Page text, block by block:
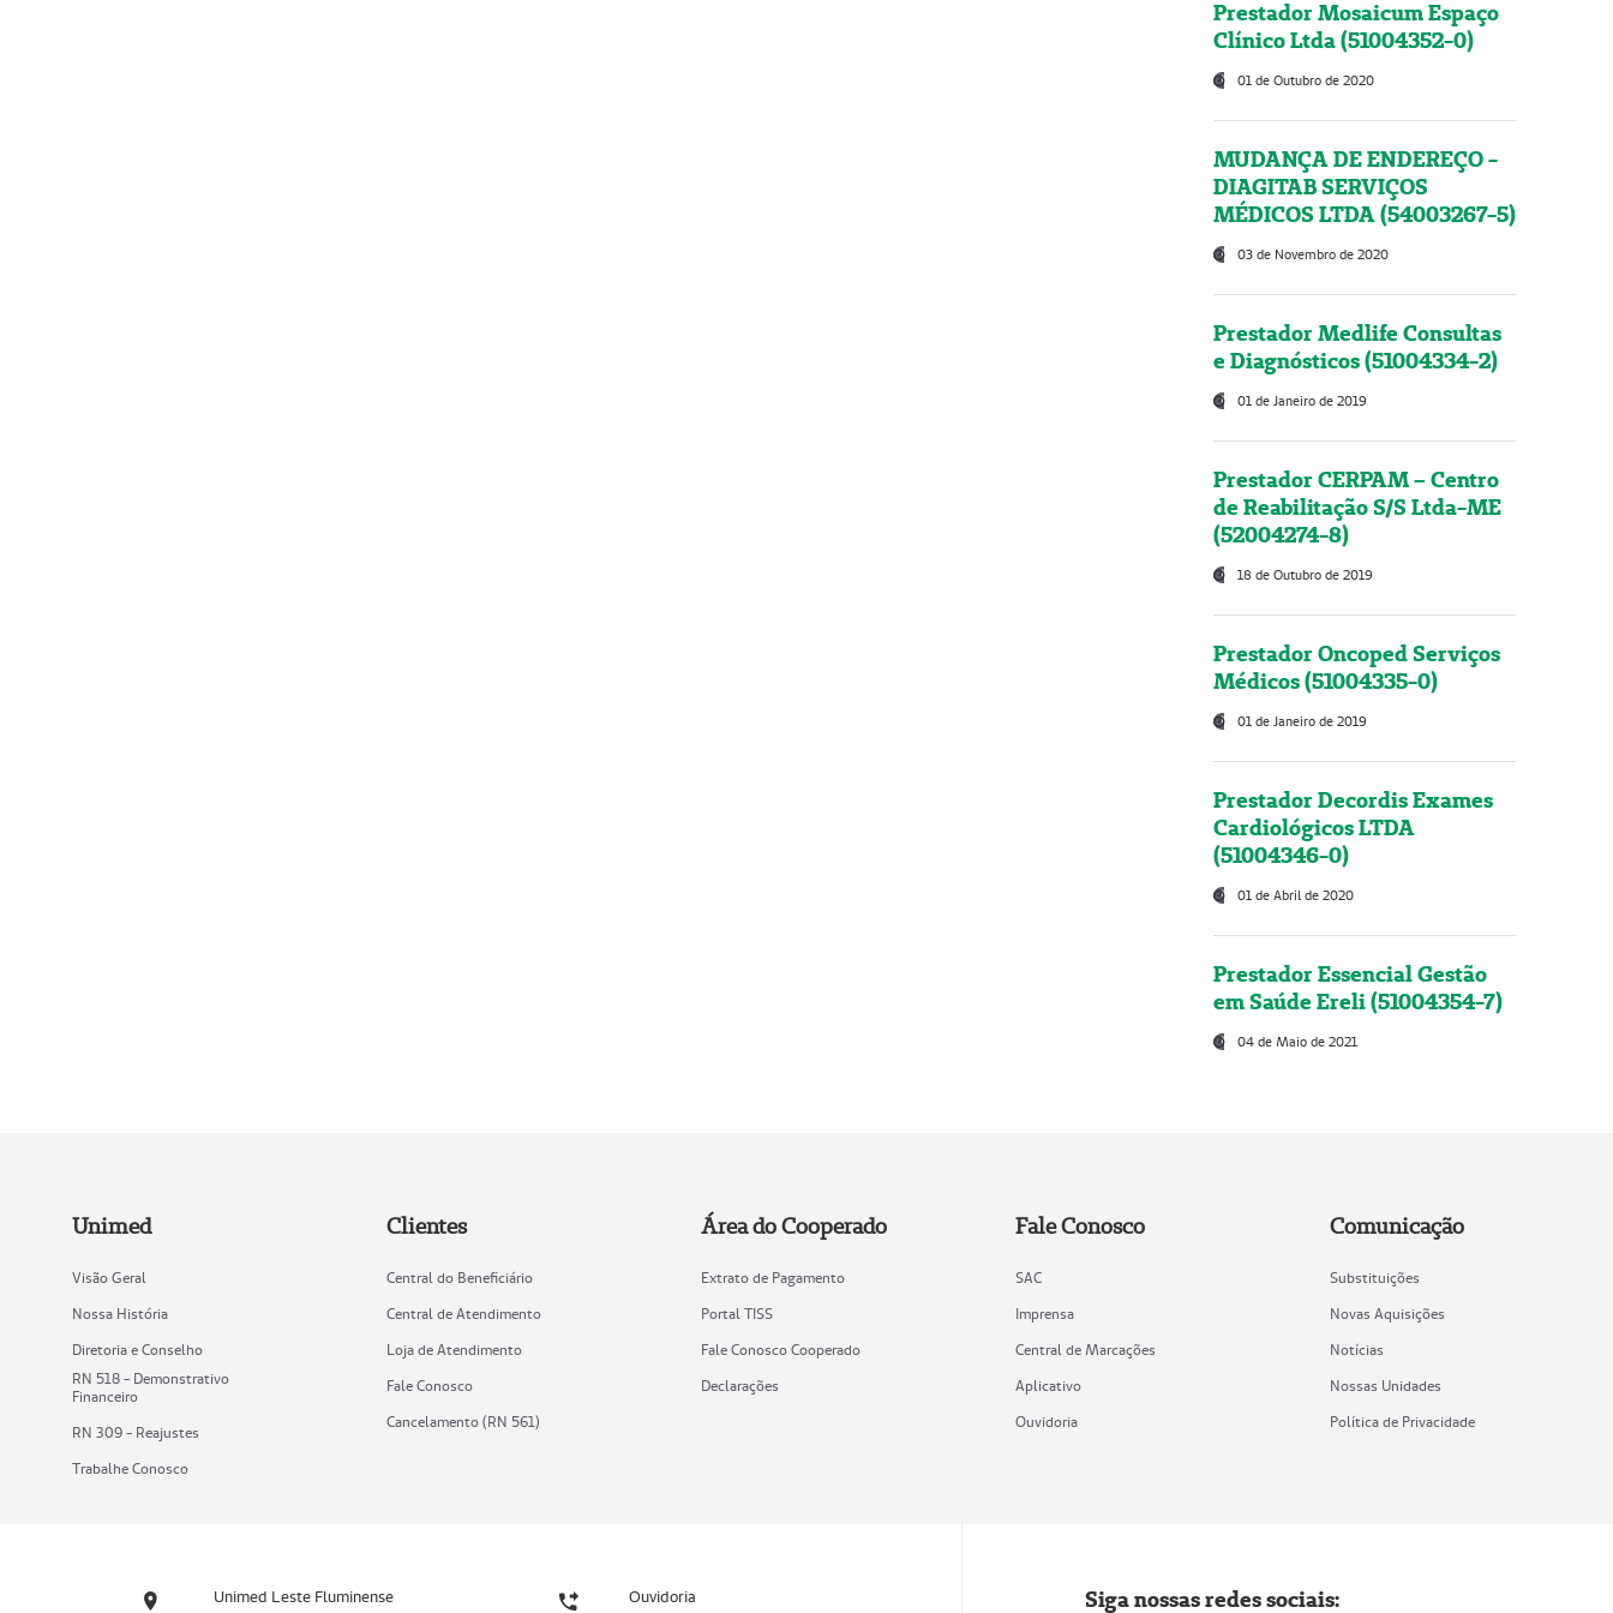
Prestador Mosaicum Espaço
Clínico Ltda (51004352-0)
01 de Outubro de 2020
MUDANÇA DE ENDEREÇO -
DIAGITAB SERVIÇOS
MÉDICOS LTDA (54003267-5)
03 de Novembro de 2020
Prestador Medlife Consultas
e Diagnósticos (51004334-2)
01 de Janeiro de 2019
Prestador CERPAM – Centro
de Reabilitação S/S Ltda-ME
(52004274-8)
18 de Outubro de 2019
Prestador Oncoped Serviços
Médicos (51004335-0)
01 de Janeiro de 2019
Prestador Decordis Exames
Cardiológicos LTDA
(51004346-0)
01 de Abril de 2020
Prestador Essencial Gestão
em Saúde Ereli (51004354-7)
04 de Maio de 2021
Unimed
Visão Geral
Nossa História
Diretoria e Conselho
RN 518 - Demonstrativo
Financeiro
RN 309 - Reajustes
Trabalhe Conosco
Clientes
Central do Beneficiário
Central de Atendimento
Loja de Atendimento
Fale Conosco
Cancelamento (RN 561)
Área do Cooperado
Extrato de Pagamento
Portal TISS
Fale Conosco Cooperado
Declarações
Fale Conosco
SAC
Imprensa
Central de Marcações
Aplicativo
Ouvidoria
Comunicação
Substituições
Novas Aquisições
Notícias
Nossas Unidades
Política de Privacidade
Unimed Leste Fluminense Ouvidoria Siga nossas redes sociais: